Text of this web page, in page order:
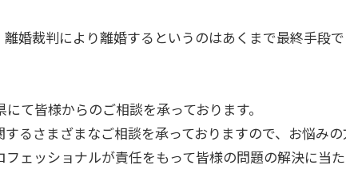
婚裁判により離婚するというのはあくまで最終手段
て皆様からのご相談を承っております。
るさまざまなご相談を承っておりますので、お悩み
ェッショナルが責任をもって皆様の問題の解決に当た